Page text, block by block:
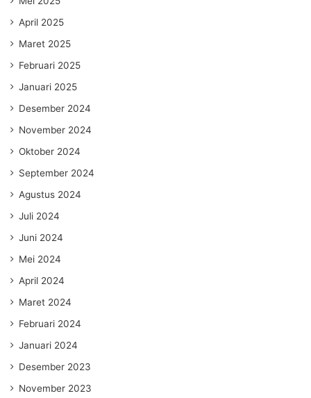
April 2025
Maret 2025
Februari 2025
Januari 2025
Desember 2024
November 2024
Oktober 2024
September 2024
Agustus 2024
Juli 2024
Juni 2024
Mei 2024
April 2024
Maret 2024
Februari 2024
Januari 2024
Desember 2023
November 2023